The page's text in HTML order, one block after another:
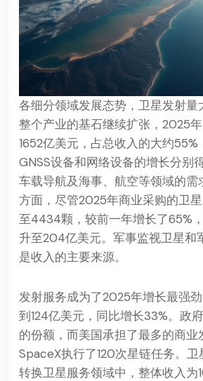
各细分领域发展态势，卫星发射量
整个产业的基石继续扩张，2025
1652亿美元，占总收入的大约55%
GNSS设备和网络设备的增长分别
车载导航及海事、航空等领域的需
方面，尽管2025年商业采购的卫
至4434颗，较前一年增长了65%
升至204亿美元。军事监视卫星和
是收入的主要来源。
发射服务成为了2025年增长最强
到124亿美元，同比增长33%。政
的份额，而美国承担了最多的商业
SpaceX执行了120次星链任务。
转换卫星服务领域中，整体收入为